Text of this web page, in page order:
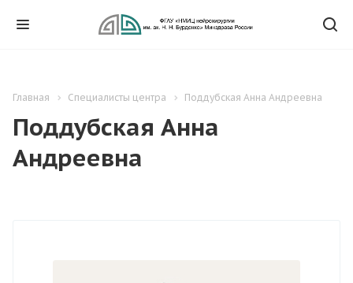
Главная Специалисты центра Поддубская Анна Андреевна
Поддубская Анна
Андреевна